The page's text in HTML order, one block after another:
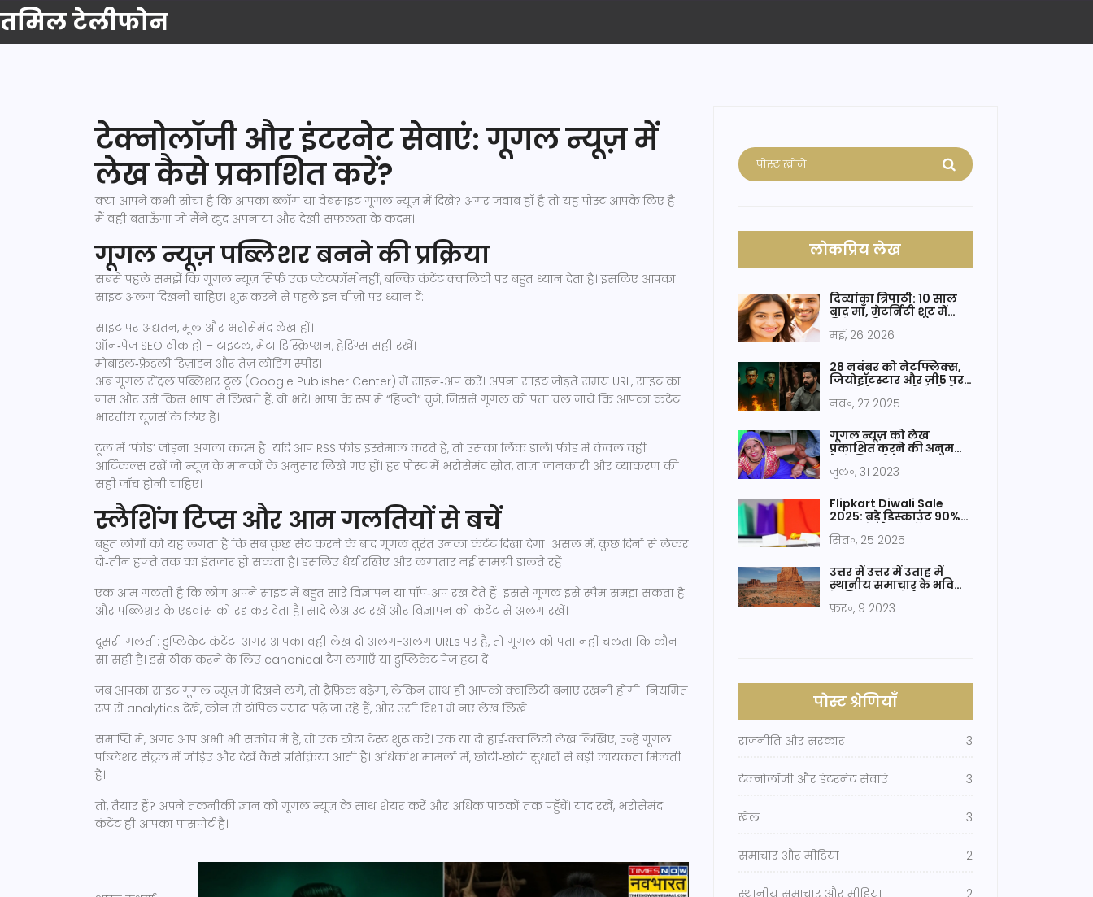
तमिल टेलीफोन
टेक्नोलॉजी और इंटरनेट सेवाएं: गूगल न्यूज़ में
लेख कैसे प्रकाशित करें?
क्या आपने कभी सोचा है कि आपका ब्लॉग या वेबसाइट गूगल न्यूज़ में दिखे? अगर जवाब हाँ है तो यह पोस्ट आपके लिए है।
मैं वही बताऊँगा जो मैंने खुद अपनाया और देखी सफलता के कदम।
गूगल न्यूज़ पब्लिशर बनने की प्रक्रिया
सबसे पहले समझें कि गूगल न्यूज़ सिर्फ एक प्लेटफ़ॉर्म नहीं, बल्कि कंटेंट क्वालिटी पर बहुत ध्यान देता है। इसलिए आपका
साइट अलग दिखनी चाहिए। शुरू करने से पहले इन चीज़ों पर ध्यान दें:
साइट पर अद्यतन, मूल और भरोसेमंद लेख हों।
ऑन‑पेज SEO ठीक हो – टाइटल, मेटा डिस्क्रिप्शन, हेडिंग्स सही रखें।
मोबाइल‑फ्रेंडली डिज़ाइन और तेज़ लोडिंग स्पीड।
अब गूगल सेंट्रल पब्लिशर टूल (Google Publisher Center) में साइन‑अप करें। अपना साइट जोड़ते समय URL, साइट का
नाम और उसे किस भाषा में लिखते हैं, वो भरें। भाषा के रूप में “हिन्दी” चुनें, जिससे गूगल को पता चल जाये कि आपका कंटेंट
भारतीय यूज़र्स के लिए है।
टूल में ‘फ़ीड’ जोड़ना अगला कदम है। यदि आप RSS फ़ीड इस्तेमाल करते हैं, तो उसका लिंक डालें। फ़ीड में केवल वही
आर्टिकल्स रखें जो न्यूज़ के मानकों के अनुसार लिखे गए हों। हर पोस्ट में भरोसेमंद स्रोत, ताज़ा जानकारी और व्याकरण की
सही जाँच होनी चाहिए।
स्लैशिंग टिप्स और आम गलतियों से बचें
बहुत लोगों को यह लगता है कि सब कुछ सेट करने के बाद गूगल तुरंत उनका कंटेंट दिखा देगा। असल में, कुछ दिनों से लेकर
दो‑तीन हफ्ते तक का इंतजार हो सकता है। इसलिए धैर्य रखिए और लगातार नई सामग्री डालते रहें।
एक आम गलती है कि लोग अपने साइट में बहुत सारे विज्ञापन या पॉप‑अप रख देते हैं। इससे गूगल इसे स्पैम समझ सकता है
और पब्लिशर के एडवांस को रद्द कर देता है। सादे लेआउट रखें और विज्ञापन को कंटेंट से अलग रखें।
दूसरी गलती: डुप्लिकेट कंटेंट। अगर आपका वही लेख दो अलग-अलग URLs पर है, तो गूगल को पता नहीं चलता कि कौन
सा सही है। इसे ठीक करने के लिए canonical टैग लगाएँ या डुप्लिकेट पेज हटा दें।
जब आपका साइट गूगल न्यूज़ में दिखने लगे, तो ट्रैफ़िक बढ़ेगा, लेकिन साथ ही आपको क्वालिटी बनाए रखनी होगी। नियमित
रूप से analytics देखें, कौन से टॉपिक ज्यादा पढ़े जा रहे हैं, और उसी दिशा में नए लेख लिखें।
समाप्ति में, अगर आप अभी भी संकोच में हैं, तो एक छोटा टेस्ट शुरू करें। एक या दो हाई‑क्वालिटी लेख लिखिए, उन्हें गूगल
पब्लिशर सेंट्रल में जोड़िए और देखें कैसे प्रतिक्रिया आती है। अधिकांश मामलों में, छोटी‑छोटी सुधारों से बड़ी लायकता मिलती
है।
तो, तैयार हैं? अपने तकनीकी ज्ञान को गूगल न्यूज़ के साथ शेयर करें और अधिक पाठकों तक पहुँचें। याद रखें, भरोसेमंद
कंटेंट ही आपका पासपोर्ट है।
लोकप्रिय लेख
दिव्यांका त्रिपाठी: 10 साल
बाद माँ, मेटर्निटी शूट में
विवेक दहिया
मई, 26 2026
28 नवंबर को नेटफ्लिक्स,
जियोहॉटस्टार और ज़ी5 पर
रिलीज़
नव॰, 27 2025
गूगल न्यूज़ को लेख
प्रकाशित करने की अनुमति
जुल॰, 31 2023
Flipkart Diwali Sale
2025: बड़े डिस्काउंट 90%
तक, तुरंत तैयार हों!
सित॰, 25 2025
उत्तर में उत्तर में उताह में
स्थानीय समाचार के भविष्य
फ़र॰, 9 2023
पोस्ट श्रेणियाँ
राजनीति और सरकार 3
टेक्नोलॉजी और इंटरनेट सेवाएं 3
खेल 3
समाचार और मीडिया 2
स्थानीय समाचार और मीडिया 2